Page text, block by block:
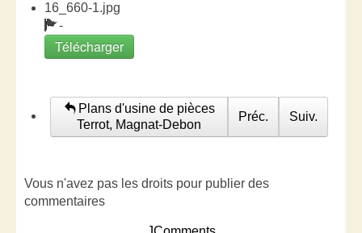
16_660-1.jpg
-
Télécharger
Plans d'usine de pièces
Terrot, Magnat-Debon
Préc. Suiv.
Vous n'avez pas les droits pour publier des
commentaires